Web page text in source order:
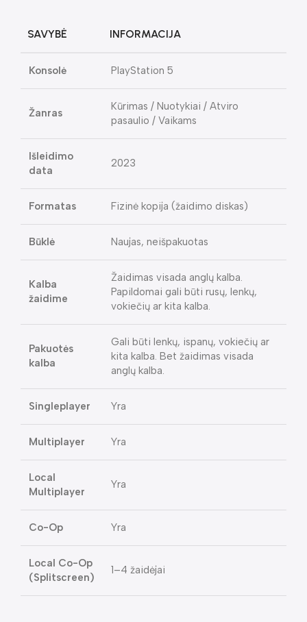
SAVYBĖ INFORMACIJA
Konsolė PlayStation 5
Žanras
Kūrimas / Nuotykiai / Atviro
pasaulio / Vaikams
Išleidimo
data
2023
Formatas Fizinė kopija (žaidimo diskas)
Būklė Naujas, neišpakuotas
Kalba
žaidime
Žaidimas visada anglų kalba.
Papildomai gali būti rusų, lenkų,
vokiečių ar kita kalba.
Pakuotės
kalba
Gali būti lenkų, ispanų, vokiečių ar
kita kalba. Bet žaidimas visada
anglų kalba.
Singleplayer Yra
Multiplayer Yra
Local
Multiplayer
Yra
Co-Op Yra
Local Co-Op
(Splitscreen)
1–4 žaidėjai